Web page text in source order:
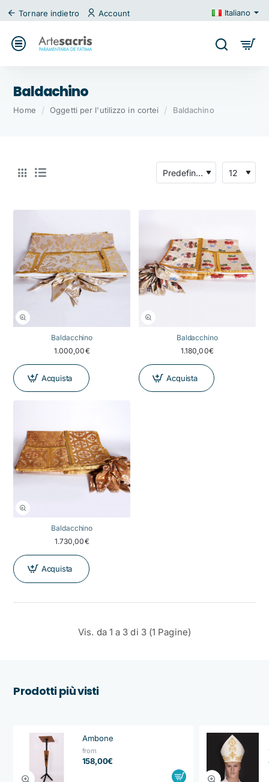
Tornare indietro Account Italiano
Baldachino
HomehomeOggetti per l'utilizzo in cortei Baldachino
Baldacchino
1.000,00€
Acquista
Baldacchino
1.180,00€
Acquista
Baldacchino
1.730,00€
Acquista
Vis. da 1 a 3 di 3 (1 Pagine)
Prodotti più visti
Ambone
from
158,00€